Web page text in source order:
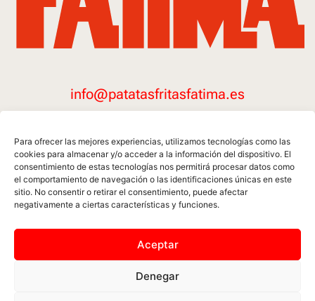
Para ofrecer las mejores experiencias, utilizamos tecnologías como las
cookies para almacenar y/o acceder a la información del dispositivo. El
consentimiento de estas tecnologías nos permitirá procesar datos como
el comportamiento de navegación o las identificaciones únicas en este
sitio. No consentir o retirar el consentimiento, puede afectar
negativamente a ciertas características y funciones.
Aceptar
Denegar
info@patatasfritasfatima.es
FACEBOOK INSTAGRAM
POLITIQUE DE CONFIDENTIALITÉ